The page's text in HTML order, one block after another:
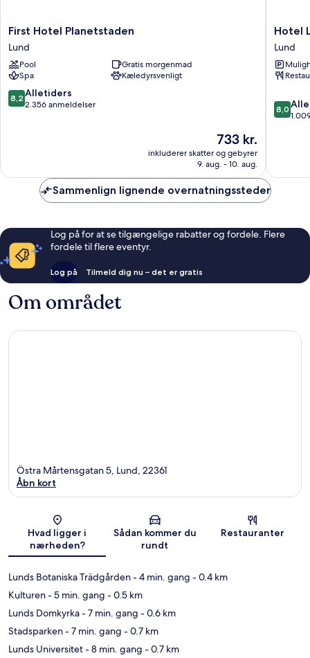
First
Hotel
Planetstaden
Lund
First Hotel Planetstaden
Lund
Pool
Gratis morgenmad
Spa
Kæledyrsvenligt
8.2
ud
8,2 Alletiders
2.356 anmeldelser
Prisen
733 kr.
733 kr.
inkluderer skatter og gebyrer
9. aug. - 10. aug.
Hotel
Lundia
Lund
Hotel
Lund
8.0
ud
8,0
Sammenlign lignende overnatningssteder
Log på for at se tilgængelige rabatter og fordele. Flere
fordele til flere eventyr.
Log på Tilmeld dig nu – det er gratis
Om området
Kort
Östra Mårtensgatan 5, Lund, 22361
Åbn kort
Hvad ligger i
nærheden?
Sådan kommer du
rundt
Restauranter
Lunds Botaniska Trädgården- 4 min. gang - 0.4 km
Kulturen- 5 min. gang - 0.5 km
Lunds Domkyrka- 7 min. gang - 0.6 km
Stadsparken- 7 min. gang - 0.7 km
Lunds Universitet- 8 min. gang - 0.7 km